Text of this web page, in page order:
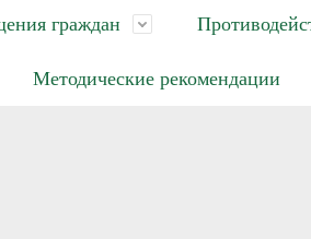
граждан
Методические рекомендации